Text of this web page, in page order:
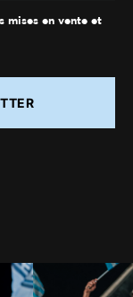
mises en vente et